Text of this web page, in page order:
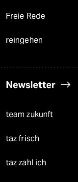
Freie Rede
reingehen
Newsletter
team zukunft
taz frisch
taz zahl ich